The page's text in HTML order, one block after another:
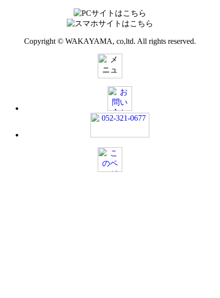
Copyright © WAKAYAMA, co,ltd. All rights reserved.